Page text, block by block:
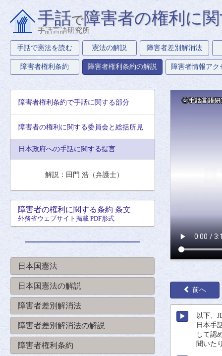
手話で障害者の権利に
手話言語研究所
手話で憲法を読む 憲法の解説 障害者差別解消法
障害者権利条約 障害者権利条約の解説 障害者情報ア
障害者権利条約で手話に関する部分
障害者の権利に関する委員会と総括所見
日本政府への手話に関する提言
解説：田門 浩（弁護士）
障害者の権利に関する条約 条文
外務省ウェブサイト掲載 PDF形式
日本国憲法
日本国憲法の解説
障害者差別解消法
障害者差別解消法の解説
障害者権利条約
前へ
以下、
日本手
して認
聞いた